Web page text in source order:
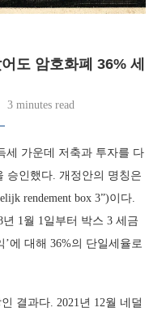
도 암호화폐 36% 세
3 minutes read
세 가운데 저축과 투자를 다
승인했다. 개정안의 명칭은
rendement box 3”)이다.
1월 1일부터 박스 3 세금
에 대해 36%의 단일세율로
결과다. 2021년 12월 네덜